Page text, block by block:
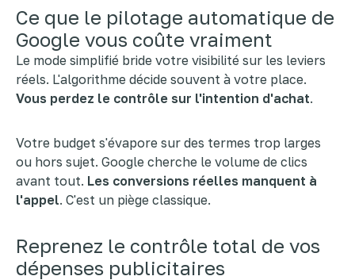
Ce que le pilotage automatique de
Google vous coûte vraiment
Le mode simplifié bride votre visibilité sur les leviers
réels. L'algorithme décide souvent à votre place.
Vous perdez le contrôle sur l'intention d'achat.
Votre budget s'évapore sur des termes trop larges
ou hors sujet. Google cherche le volume de clics
avant tout. Les conversions réelles manquent à
l'appel. C'est un piège classique.
Reprenez le contrôle total de vos
dépenses publicitaires